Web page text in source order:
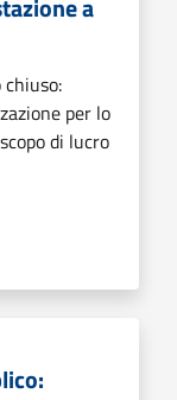
per lo
di lucro